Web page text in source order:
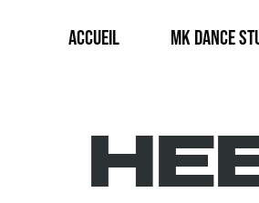
ACCUEIL MK DANCE